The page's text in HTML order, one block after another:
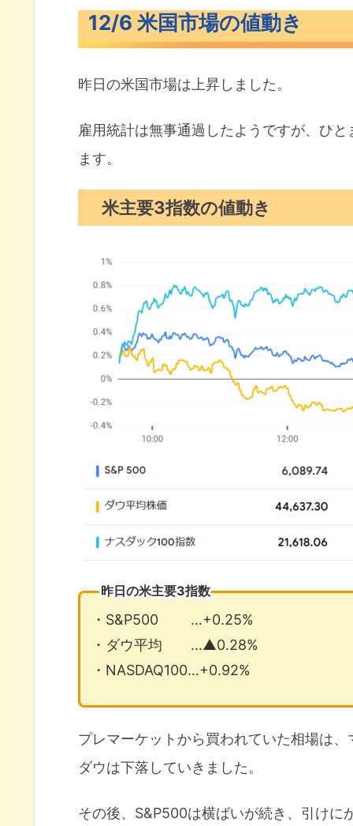
米主要3指数の値動き
S&P500ヒートマップ
セクター別パフォーマンス
米国市場のトピックス
失業率上ブレも雇用者数は回復
ミシガン大消費者マインド4月
12月の注目イベントについて
まとめ
12/6 米国市場の値動き
昨日の米国市場は上昇しました。
雇用統計は無事通過したようですが、ひ
ます。
米主要3指数の値動き
昨日の米主要3指数
・S&P500 …+0.25%
・ダウ平均 …▲0.28%
・NASDAQ100…+0.92%
プレマーケットから買われていた相場は
ダウは下落していきました。
その後、S&P500は横ばいが続き、引け